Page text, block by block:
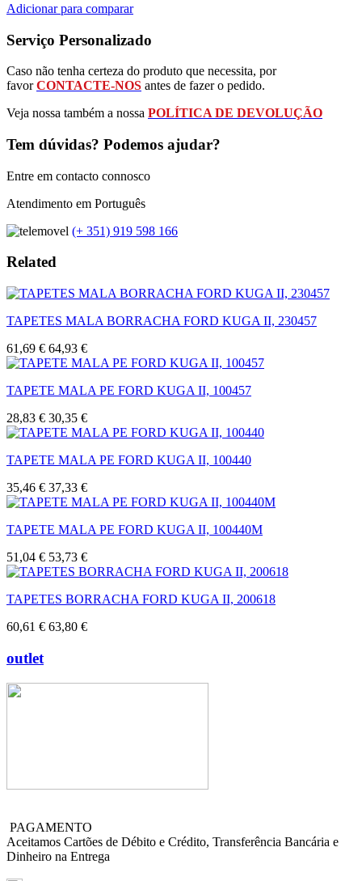
Adicionar para comparar
Serviço Personalizado
Caso não tenha certeza do produto que necessita, por
favorCONTACTE-NOS antes de fazer o pedido.
Veja nossa também a nossa POLÍTICA DE DEVOLUÇÃO
Tem dúvidas? Podemos ajudar?
Entre em contacto connosco
Atendimento em Português
(+ 351) 919 598 166
Related
TAPETES MALA BORRACHA FORD KUGA II, 230457
61,69 € 64,93 €
TAPETE MALA PE FORD KUGA II, 100457
28,83 € 30,35 €
TAPETE MALA PE FORD KUGA II, 100440
35,46 € 37,33 €
TAPETE MALA PE FORD KUGA II, 100440M
51,04 € 53,73 €
TAPETES BORRACHA FORD KUGA II, 200618
60,61 € 63,80 €
outlet
PAGAMENTO
Aceitamos Cartões de Débito e Crédito, Transferência Bancária e
Dinheiro na Entrega